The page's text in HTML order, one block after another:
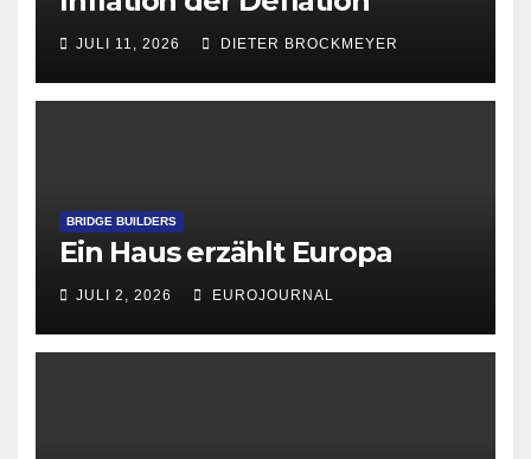
JULI 11, 2026 DIETER BROCKMEYER
BRIDGE BUILDERS
Ein Haus erzählt Europa
JULI 2, 2026 EUROJOURNAL